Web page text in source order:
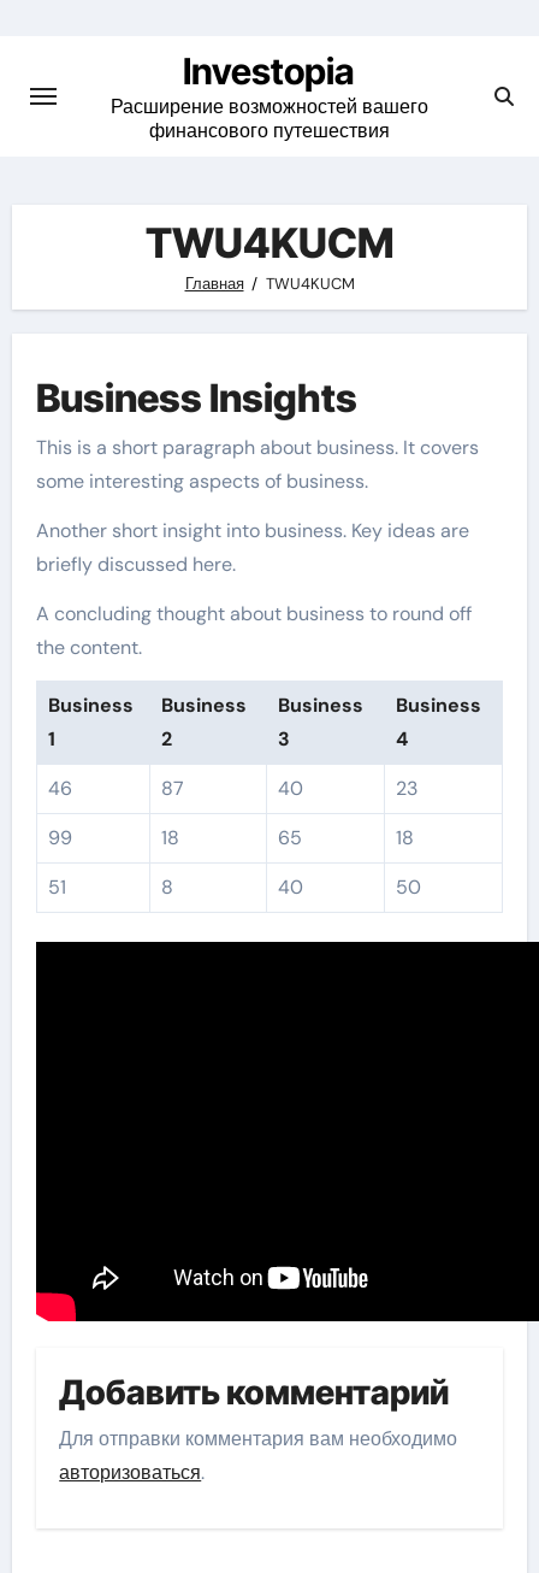
content
Investopia
Расширение возможностей вашего
финансового путешествия
TWU4KUCM
Главная TWU4KUCM
Business Insights
This is a short paragraph about business. It covers
some interesting aspects of business.
Another short insight into business. Key ideas are
briefly discussed here.
A concluding thought about business to round off
the content.
Business
1
Business
2
Business
3
Business
4
46
87 40
23
99
18 65
18
51
8 40 50
Добавить комментарий
Для отправки комментария вам необходимо
авторизоваться.